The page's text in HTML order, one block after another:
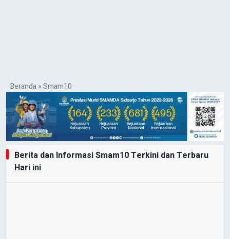
Beranda»Smam10
Berita dan Informasi Smam10 Terkini dan Terbaru
Hari ini